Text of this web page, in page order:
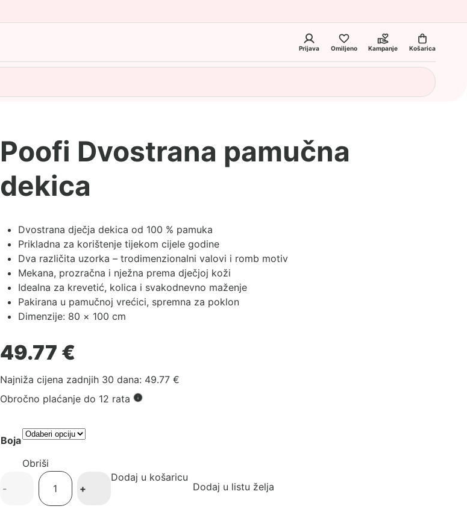
Prijava Omiljeno Kampanje Košarica
Poofi Dvostrana pamučna
dekica
Dvostrana dječja dekica od 100 % pamuka
Prikladna za korištenje tijekom cijele godine
Dva različita uzorka – trodimenzionalni valovi i romb motiv
Mekana, prozračna i nježna prema dječjoj koži
Idealna za krevetić, kolica i svakodnevno maženje
Pakirana u pamučnoj vrećici, spremna za poklon
Dimenzije: 80 × 100 cm
49.77 €
Najniža cijena zadnjih 30 dana: 49.77 €
Obročno plaćanje do 12 rata
Boja
Obriši
Dvostrana
- +
Dodaj u košaricu
Dodaj u listu želja